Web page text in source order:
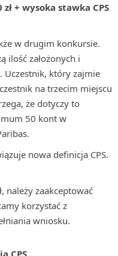
+ wysoka stawka CPS
w drugim konkursie.
ilość założonych i
Uczestnik, który zajmie
na trzecim miejscu
że dotyczy to
50 kont w
nowa definicja CPS.
należy zaakceptować
korzystać z
wniosku.
CPS